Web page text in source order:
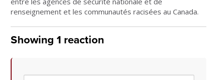
renseignement et les communautés racisées au Canada.
Showing 1 reaction